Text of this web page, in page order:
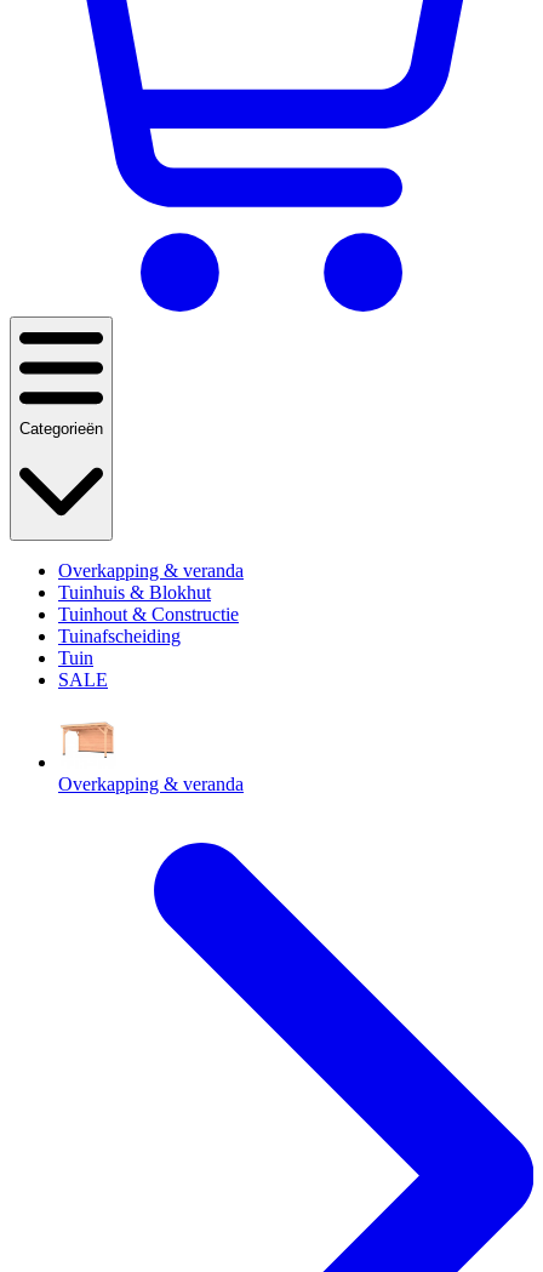
Categorieën
Overkapping & veranda
Tuinhuis & Blokhut
Tuinhout & Constructie
Tuinafscheiding
Tuin
SALE
Overkapping & veranda